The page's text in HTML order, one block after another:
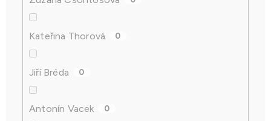
Kateřina Thorová 0
Jiří Bréda 0
Antonín Vacek 0